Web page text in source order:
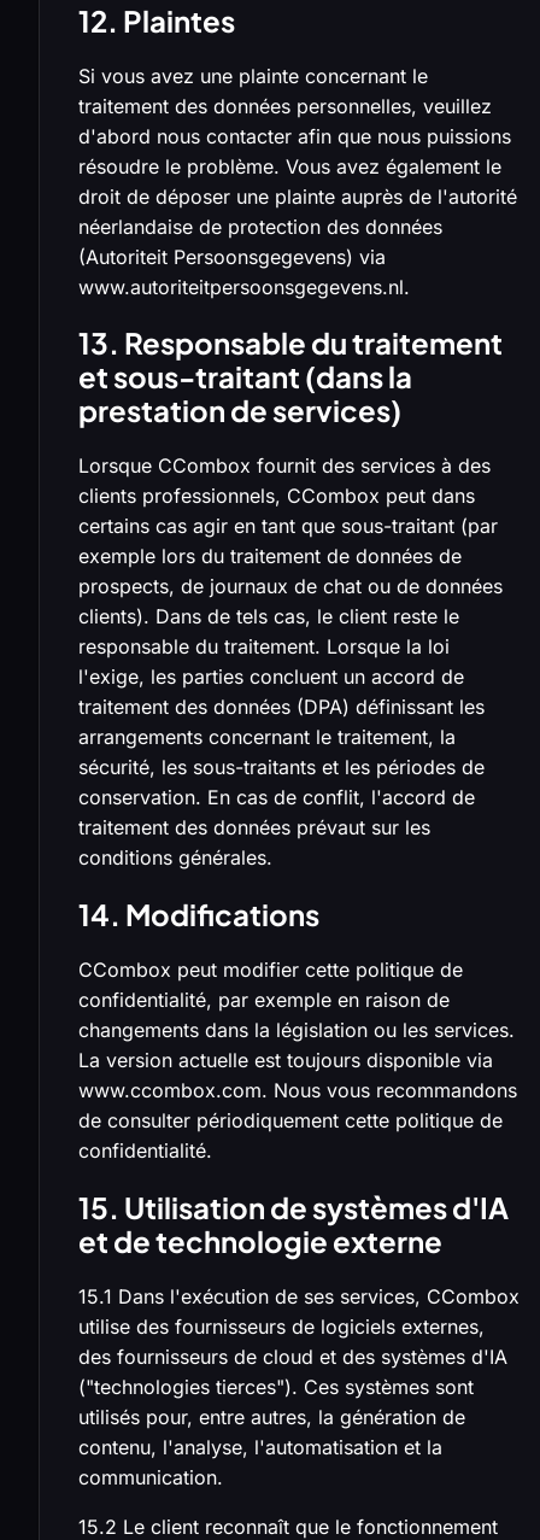
12. Plaintes
Si vous avez une plainte concernant le
traitement des données personnelles, veuillez
d'abord nous contacter afin que nous puissions
résoudre le problème. Vous avez également le
droit de déposer une plainte auprès de l'autorité
néerlandaise de protection des données
(Autoriteit Persoonsgegevens) via
www.autoriteitpersoonsgegevens.nl.
13. Responsable du traitement
et sous-traitant (dans la
prestation de services)
Lorsque CCombox fournit des services à des
clients professionnels, CCombox peut dans
certains cas agir en tant que sous-traitant (par
exemple lors du traitement de données de
prospects, de journaux de chat ou de données
clients). Dans de tels cas, le client reste le
responsable du traitement. Lorsque la loi
l'exige, les parties concluent un accord de
traitement des données (DPA) définissant les
arrangements concernant le traitement, la
sécurité, les sous-traitants et les périodes de
conservation. En cas de conflit, l'accord de
traitement des données prévaut sur les
conditions générales.
14. Modifications
CCombox peut modifier cette politique de
confidentialité, par exemple en raison de
changements dans la législation ou les services.
La version actuelle est toujours disponible via
www.ccombox.com. Nous vous recommandons
de consulter périodiquement cette politique de
confidentialité.
15. Utilisation de systèmes d'IA
et de technologie externe
15.1 Dans l'exécution de ses services, CCombox
utilise des fournisseurs de logiciels externes,
des fournisseurs de cloud et des systèmes d'IA
("technologies tierces"). Ces systèmes sont
utilisés pour, entre autres, la génération de
contenu, l'analyse, l'automatisation et la
communication.
15.2 Le client reconnaît que le fonctionnement